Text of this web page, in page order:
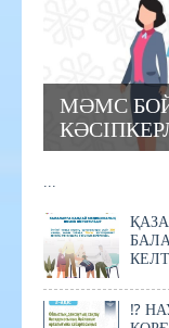
МӘМС
...
⁉️